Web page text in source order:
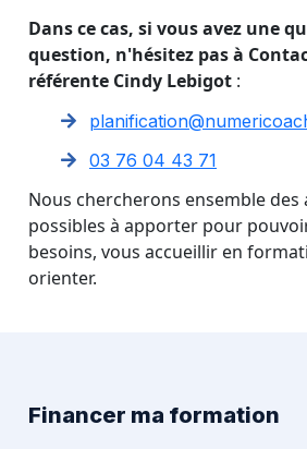
Dans ce cas, si vous avez une
question, n'hésitez pas à
référente Cindy Lebigot :
03 76 04 43 71
Nous chercherons ensemble des
possibles à apporter pour
besoins, vous accueillir en
orienter.
Financer ma formation